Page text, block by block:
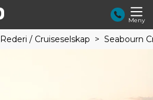
Meny
Rederi / Cruiseselskap Seabourn